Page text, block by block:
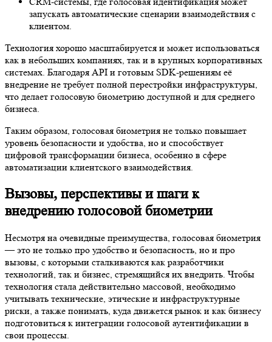
запускать автоматические сценарии взаимодействия с
клиентом.
Технология хорошо масштабируется и может использоваться
как в небольших компаниях, так и в крупных корпоративных
системах. Благодаря API и готовым SDK-решениям её
внедрение не требует полной перестройки инфраструктуры,
что делает голосовую биометрию доступной и для среднего
бизнеса.
Таким образом, голосовая биометрия не только повышает
уровень безопасности и удобства, но и способствует
цифровой трансформации бизнеса, особенно в сфере
автоматизации клиентского взаимодействия.
Вызовы, перспективы и шаги к
внедрению голосовой биометрии
Несмотря на очевидные преимущества, голосовая биометрия
— это не только про удобство и безопасность, но и про
вызовы, с которыми сталкиваются как разработчики
технологий, так и бизнес, стремящийся их внедрить. Чтобы
технология стала действительно массовой, необходимо
учитывать технические, этические и инфраструктурные
риски, а также понимать, куда движется рынок и как бизнесу
подготовиться к интеграции голосовой аутентификации в
свои процессы.